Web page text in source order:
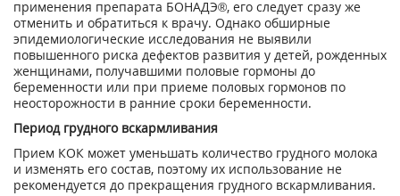
применения препарата БОНАДЭ®, его следует сразу же
отменить и обратиться к врачу. Однако обширные
эпидемиологические исследования не выявили
повышенного риска дефектов развития у детей, рожденных
женщинами, получавшими половые гормоны до
беременности или при приеме половых гормонов по
неосторожности в ранние сроки беременности.
Период грудного вскармливания
Прием КОК может уменьшать количество грудного молока
и изменять его состав, поэтому их использование не
рекомендуется до прекращения грудного вскармливания.